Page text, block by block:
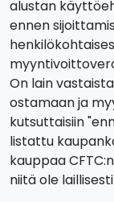
alustan
ennen
On lain
ostamaan ja
kutsuttaisiin
listattu
kauppaa
niitä ole